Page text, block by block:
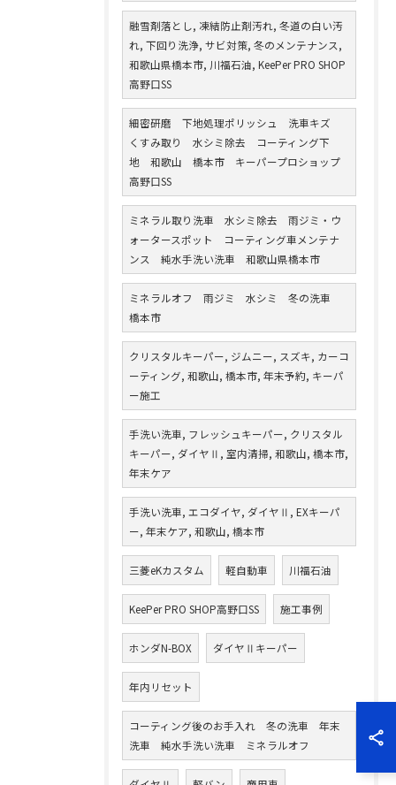
融雪剤落とし, 凍結防止剤汚れ, 冬道の白い汚
れ, 下回り洗浄, サビ対策, 冬のメンテナンス,
和歌山県橋本市, 川福石油, KeePer PRO SHOP
高野口SS
細密研磨 下地処理ポリッシュ 洗車キズ
くすみ取り 水シミ除去 コーティング下
地 和歌山 橋本市 キーパープロショップ
高野口SS
ミネラル取り洗車 水シミ除去 雨ジミ・ウ
ォータースポット コーティング車メンテナ
ンス 純水手洗い洗車 和歌山県橋本市
ミネラルオフ 雨ジミ 水シミ 冬の洗車
橋本市
クリスタルキーパー, ジムニー, スズキ, カーコ
ーティング, 和歌山, 橋本市, 年末予約, キーパ
ー施工
手洗い洗車, フレッシュキーパー, クリスタル
キーパー, ダイヤⅡ, 室内清掃, 和歌山, 橋本市,
年末ケア
手洗い洗車, エコダイヤ, ダイヤⅡ, EXキーパ
ー, 年末ケア, 和歌山, 橋本市
三菱eKカスタム 軽自動車 川福石油
KeePer PRO SHOP高野口SS 施工事例
ホンダN-BOX ダイヤⅡキーパー
年内リセット
コーティング後のお手入れ 冬の洗車 年末
洗車 純水手洗い洗車 ミネラルオフ